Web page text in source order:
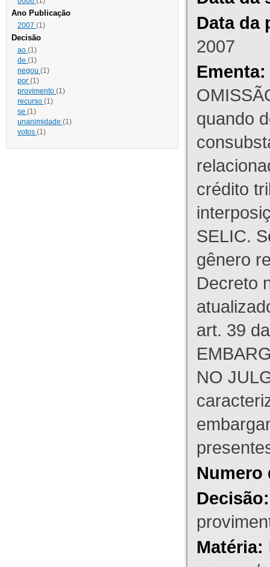
Ano Publicação
2007 (1)
Decisão
ao (1)
de (1)
negou (1)
por (1)
provimento (1)
recurso (1)
se (1)
unanimidade (1)
votos (1)
Data da
2007
Ementa:
quando
crédito
SELIC.
gênero
Decreto
art. 39
NO
Numero
Decisão:
Matéria: